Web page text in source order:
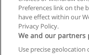
Preferences link on the
have effect within our
Privacy Policy.
We and our partners
Use precise geolocation